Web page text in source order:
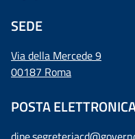
SEDE
Via della Mercede 9
00187 Roma
POSTA